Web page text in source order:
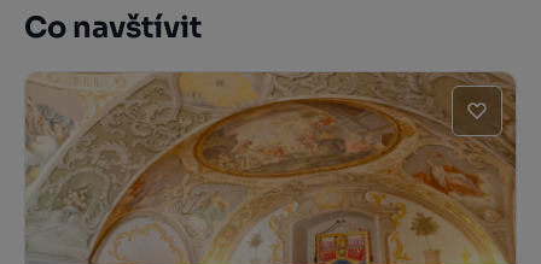
Co navštívit